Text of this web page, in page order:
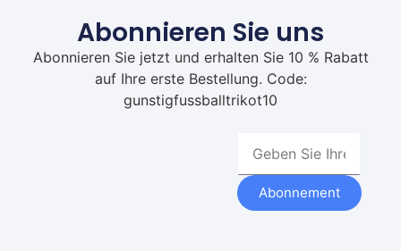
Abonnieren Sie uns
Abonnieren Sie jetzt und erhalten Sie 10 % Rabatt
auf Ihre erste Bestellung. Code:
gunstigfussballtrikot10
Abonnement